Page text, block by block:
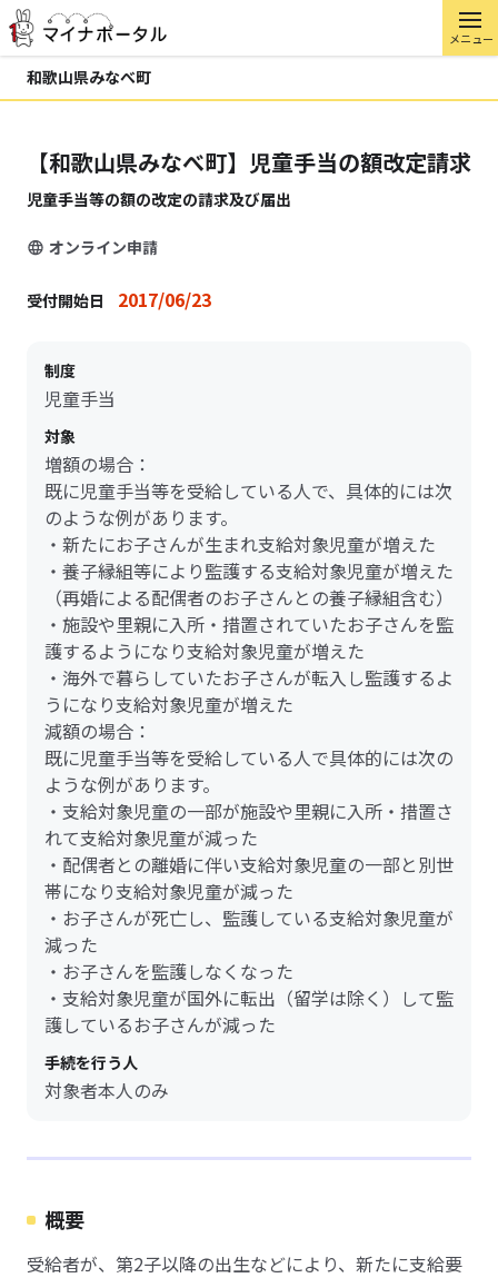
メニュー
和歌山県みなべ町
【和歌山県みなべ町】児童手当の額改定請求
児童手当等の額の改定の請求及び届出
オンライン申請
受付開始日 2017/06/23
制度
児童手当
対象
増額の場合：
既に児童手当等を受給している人で、具体的には次
のような例があります。
・新たにお子さんが生まれ支給対象児童が増えた
・養子縁組等により監護する支給対象児童が増えた
（再婚による配偶者のお子さんとの養子縁組含む）
・施設や里親に入所・措置されていたお子さんを監
護するようになり支給対象児童が増えた
・海外で暮らしていたお子さんが転入し監護するよ
うになり支給対象児童が増えた
減額の場合：
既に児童手当等を受給している人で具体的には次の
ような例があります。
・支給対象児童の一部が施設や里親に入所・措置さ
れて支給対象児童が減った
・配偶者との離婚に伴い支給対象児童の一部と別世
帯になり支給対象児童が減った
・お子さんが死亡し、監護している支給対象児童が
減った
・お子さんを監護しなくなった
・支給対象児童が国外に転出（留学は除く）して監
護しているお子さんが減った
手続を行う人
対象者本人のみ
概要
受給者が、第2子以降の出生などにより、新たに支給要